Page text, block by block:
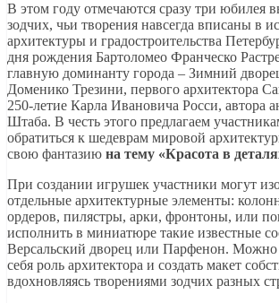
В этом году отмечаются сразу три юбилея
зодчих, чьи творения навсегда вписаны в
архитектуры и градостроительства
дня рождения Бартоломео Франческо
главную доминанту города – Зимний
Доменико Трезини, первого архитектора
250-летие Карла Ивановича Росси, автора
Штаба. В честь этого предлагаем
обратиться к шедеврам мировой
свою фантазию на тему «Красота в
При создании игрушек участники могут
отдельные архитектурные элементы:
ордеров, пилястры, арки, фронтоны, или
исполнить в миниатюре такие известные
Версальский дворец или Парфенон. Можно
себя роль архитектора и создать макет
вдохновляясь творениями зодчих разных